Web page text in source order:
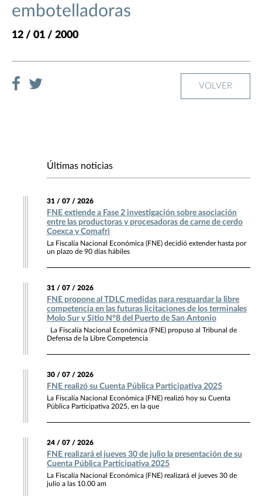
embotelladoras
12 / 01 / 2000
VOLVER
Últimas noticias
31 / 07 / 2026
FNE extiende a Fase 2 investigación sobre asociación
entre las productoras y procesadoras de carne de cerdo
Coexca y Comafri
La Fiscalía Nacional Económica (FNE) decidió extender hasta por
un plazo de 90 días hábiles
31 / 07 / 2026
FNE propone al TDLC medidas para resguardar la libre
competencia en las futuras licitaciones de los terminales
Molo Sur y Sitio N°8 del Puerto de San Antonio
La Fiscalía Nacional Económica (FNE) propuso al Tribunal de
Defensa de la Libre Competencia
30 / 07 / 2026
FNE realizó su Cuenta Pública Participativa 2025
La Fiscalía Nacional Económica (FNE) realizó hoy su Cuenta
Pública Participativa 2025, en la que
24 / 07 / 2026
FNE realizará el jueves 30 de julio la presentación de su
Cuenta Pública Participativa 2025
La Fiscalía Nacional Económica (FNE) realizará el jueves 30 de
julio a las 10.00 am